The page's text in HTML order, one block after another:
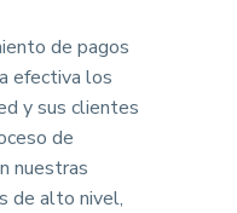
de pagos
efectiva los
y sus clientes
de
nuestras
de alto nivel,